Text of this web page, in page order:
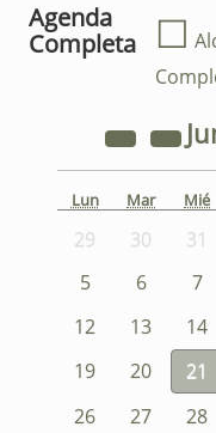
Agenda
Completa
☐
Lun Mar Mié
29 30 31
5
6 7
12
13 14
19
20 21
26
27 28